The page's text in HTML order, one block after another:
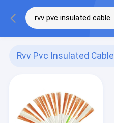
Rvv Pvc Insulated Cable